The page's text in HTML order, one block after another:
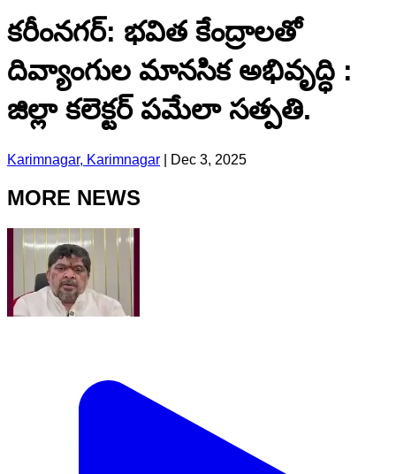
కరీంనగర్: భవిత కేంద్రాలతో
దివ్యాంగుల మానసిక అభివృద్ధి :
జిల్లా కలెక్టర్ పమేలా సత్పతి.
Karimnagar, Karimnagar Dec 3, 2025
MORE NEWS